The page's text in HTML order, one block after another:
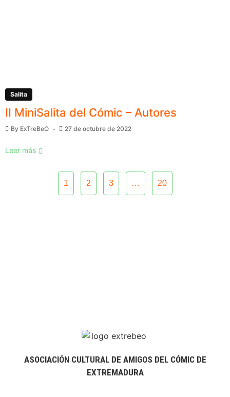
Salita
II MiniSalita del Cómic – Autores
By ExTreBeO 27 de octubre de 2022
Leer más
1 2 3 … 20
ASOCIACIÓN CULTURAL DE AMIGOS DEL CÓMIC DE
EXTREMADURA